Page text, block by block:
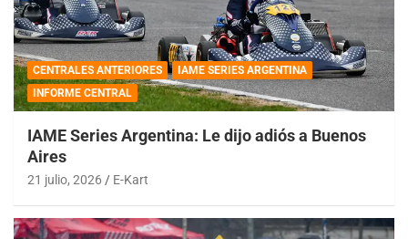
CENTRALES ANTERIORES
IAME SERIES ARGENTINA
INFORME CENTRAL
IAME Series Argentina: Le dijo adiós a Buenos
Aires
21 julio, 2026 E-Kart